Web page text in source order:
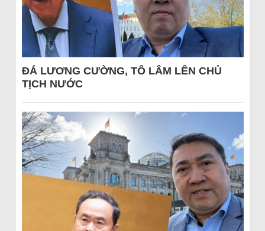
ĐÁ LƯƠNG CƯỜNG, TÔ LÂM LÊN CHỦ
TỊCH NƯỚC